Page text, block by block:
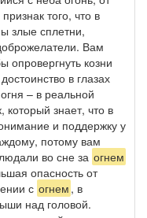
того, что в
злые сплетни,
Вам
опровергнуть козни
в глазах
– в реальной
который знает, что в
и поддержку у
потому вам
во сне за огнем
опасность от
с огнем , в
над головой.